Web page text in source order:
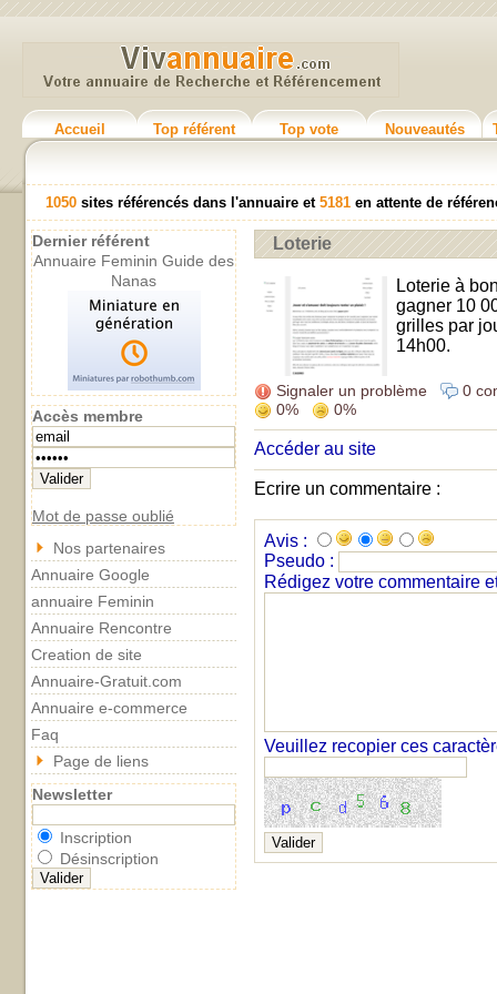
Accueil Top référent Top vote Nouveautés
1050 sites référencés dans l'annuaire et 5181 en attente de
Dernier référent
Annuaire Feminin Guide des
Nanas
Accès membre
Mot de passe oublié
Nos partenaires
Annuaire Google
annuaire Feminin
Annuaire Rencontre
Creation de site
Annuaire-Gratuit.com
Annuaire e-commerce
Faq
Page de liens
Newsletter
Inscription
Désinscription
Loterie
Loterie à
gagner 10
grilles par
14h00.
Signaler un problème
0
0%
0%
Accéder au site
Ecrire un commentaire :
Avis :
Pseudo :
Rédigez votre commentaire
Veuillez recopier ces